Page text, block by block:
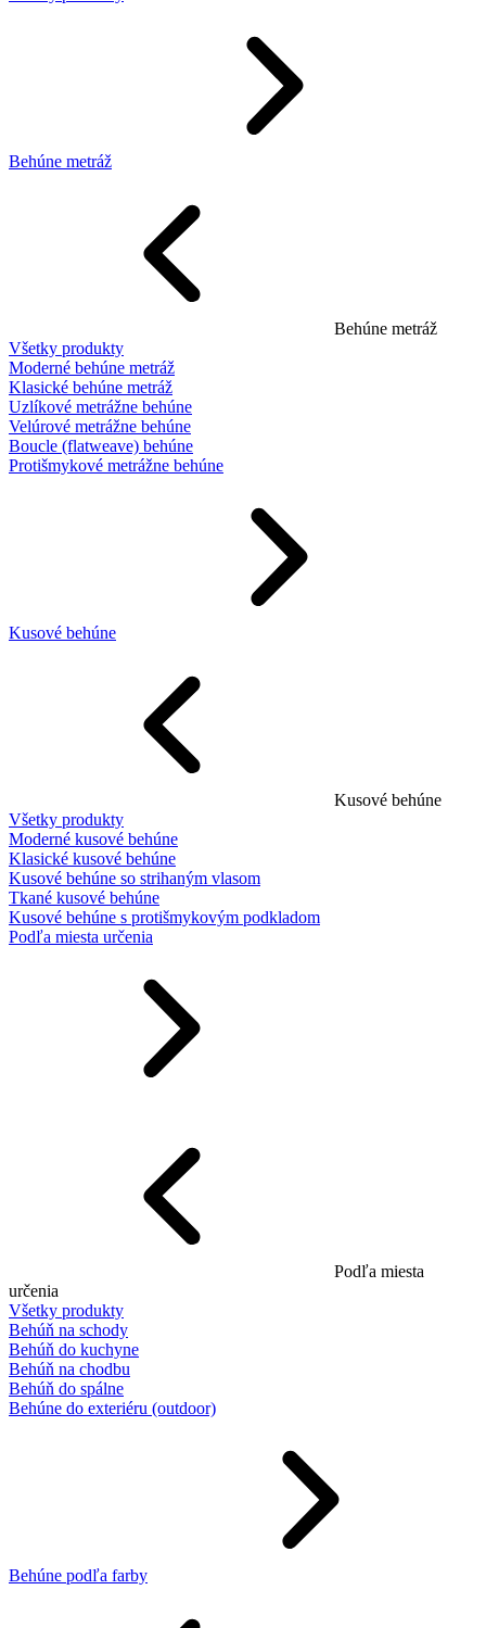
Behúne metráž
Behúne metráž
Všetky produkty
Moderné behúne metráž
Klasické behúne metráž
Uzlíkové metrážne behúne
Velúrové metrážne behúne
Boucle (flatweave) behúne
Protišmykové metrážne behúne
Kusové behúne
Kusové behúne
Všetky produkty
Moderné kusové behúne
Klasické kusové behúne
Kusové behúne so strihaným vlasom
Tkané kusové behúne
Kusové behúne s protišmykovým podkladom
Podľa miesta určenia
Podľa miesta
určenia
Všetky produkty
Behúň na schody
Behúň do kuchyne
Behúň na chodbu
Behúň do spálne
Behúne do exteriéru (outdoor)
Behúne podľa farby